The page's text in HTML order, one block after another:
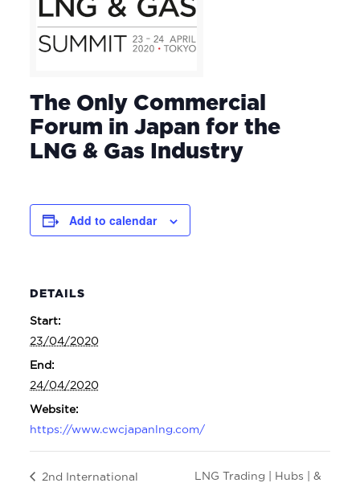
The Only Commercial
Forum in Japan for the
LNG & Gas Industry
Add to calendar
DETAILS
Start:
23/04/2020
End:
24/04/2020
Website:
https://www.cwcjapanlng.com/
2nd International
LNG Trading | Hubs | &